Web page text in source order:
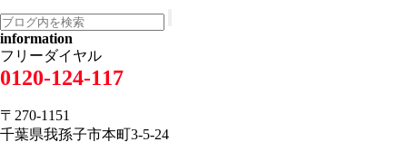
information
フリーダイヤル
0120-124-117
〒270-1151
千葉県我孫子市本町3-5-24